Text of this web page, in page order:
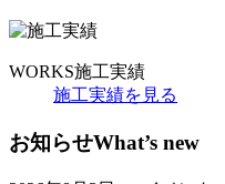
WORKS施工実績
施工実績を見る
お知らせWhat’s new